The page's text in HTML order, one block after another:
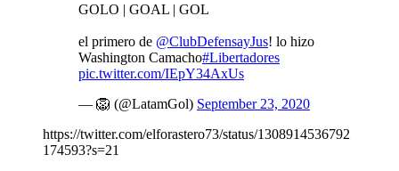
GOLO | GOAL | GOL
el primero de @ClubDefensayJus! lo hizo
Washington Camacho#Libertadores
pic.twitter.com/IEpY34AxUs
— 🦁 (@LatamGol) September 23, 2020
https://twitter.com/elforastero73/status/1308914536792
174593?s=21